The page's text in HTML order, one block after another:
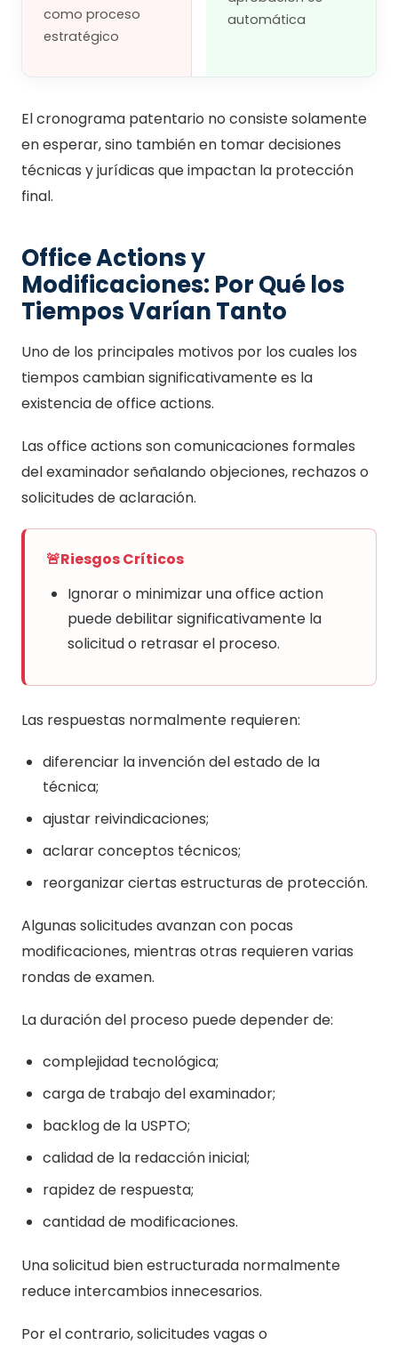
como proceso
estratégico
automática
El cronograma patentario no consiste solamente
en esperar, sino también en tomar decisiones
técnicas y jurídicas que impactan la protección
final.
Office Actions y
Modificaciones: Por Qué los
Tiempos Varían Tanto
Uno de los principales motivos por los cuales los
tiempos cambian significativamente es la
existencia de office actions.
Las office actions son comunicaciones formales
del examinador señalando objeciones, rechazos o
solicitudes de aclaración.
🚨Riesgos Críticos
Ignorar o minimizar una office action
puede debilitar significativamente la
solicitud o retrasar el proceso.
Las respuestas normalmente requieren:
diferenciar la invención del estado de la
técnica;
ajustar reivindicaciones;
aclarar conceptos técnicos;
reorganizar ciertas estructuras de protección.
Algunas solicitudes avanzan con pocas
modificaciones, mientras otras requieren varias
rondas de examen.
La duración del proceso puede depender de:
complejidad tecnológica;
carga de trabajo del examinador;
backlog de la USPTO;
calidad de la redacción inicial;
rapidez de respuesta;
cantidad de modificaciones.
Una solicitud bien estructurada normalmente
reduce intercambios innecesarios.
Por el contrario, solicitudes vagas o